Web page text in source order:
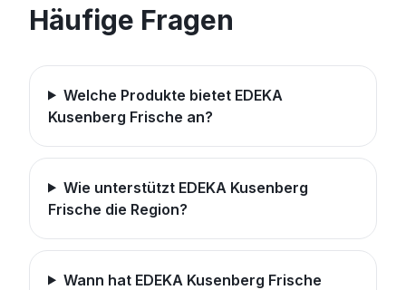
Häufige Fragen
Welche Produkte bietet EDEKA
Kusenberg Frische an?
Wie unterstützt EDEKA Kusenberg
Frische die Region?
Wann hat EDEKA Kusenberg Frische